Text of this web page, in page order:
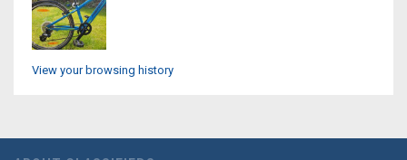
View your browsing history